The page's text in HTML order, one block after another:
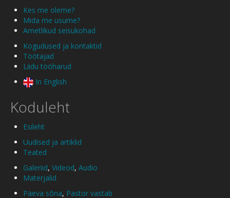
Kes me oleme?
Mida me usume?
Ametlikud seisukohad
Kogudused ja kontaktid
Töötajad
Liidu tööharud
In English
Koduleht
Esileht
Uudised ja artiklid
Teated
Galeriid, Videod, Audio
Materjalid
Päeva sõna, Pastor vastab